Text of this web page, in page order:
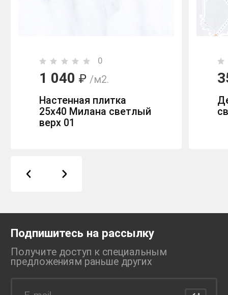
0
1 040 ₽ /м2.
Настенная плитка
25х40 Милана светлый
верх 01
Подпишитесь на рассылку
Получите доступ к специальным
предложениям раньше других